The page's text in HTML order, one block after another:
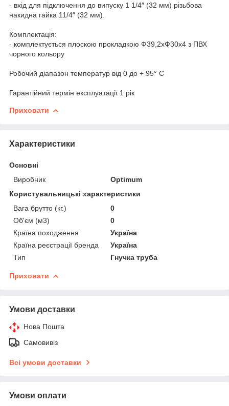
- вхід для підключення до випуску 1 1/4″ (32 мм) різьбова
накидна гайка 11/4″ (32 мм).
Комплектація:
- комплектується плоскою прокладкою Ф39,2хФ30х4 з ПВХ
чорного кольору
Робочий діапазон температур від 0 до + 95° C
Гарантійний термін експлуатації 1 рік
Приховати
Характеристики
Основні
Виробник
Optimum
Користувальницькі характеристики
Вага брутто (кг.)
0
Об'єм (м3)
0
Країна походження
Україна
Країна реєстрації бренда
Україна
Тип
Гнучка труба
Приховати
Умови доставки
Нова Пошта
Самовивіз
Всі умови доставки
Умови оплати